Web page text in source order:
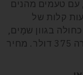
עם טעמים מהנים
קלות של
בגוון שמָים,
כצבע החבק, שבה 25 סיגרים ומחירה 375 דולר. מחיר